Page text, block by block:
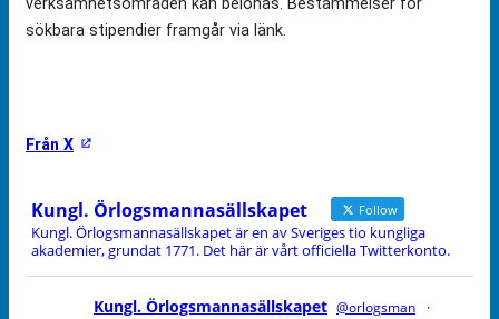
sökbara stipendier framgår via länk.
Från X
Kungl. Örlogsmannasällskapet Follow
Kungl. Örlogsmannasällskapet är en av Sveriges tio kungliga
akademier, grundat 1771. Det här är vårt officiella Twitterkonto.
Kungl. Örlogsmannasällskapet @orlogsman
·